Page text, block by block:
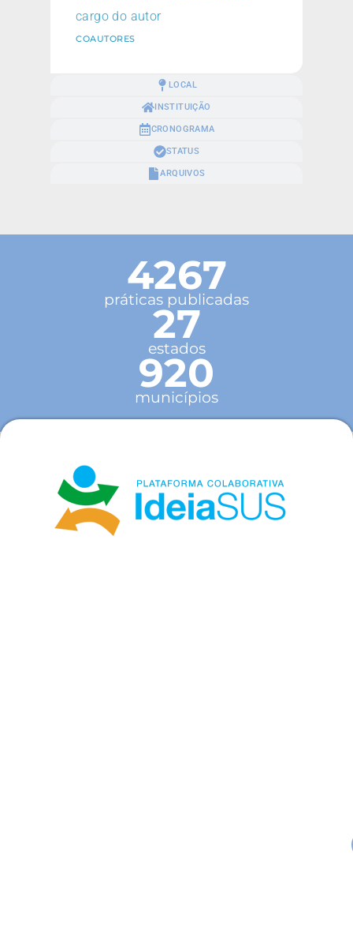
LOCAL
INSTITUIÇÃO
CRONOGRAMA
STATUS
ARQUIVOS
cargo do autor
COAUTORES
4267
práticas publicadas
27
estados
920
municípios